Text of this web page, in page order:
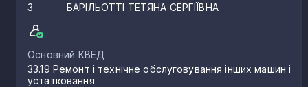
3 БАРІЛЬОТТІ ТЕТЯНА СЕРГІЇВНА
Основний КВЕД
33.19 Ремонт і технічне обслуговування інших машин і
устатковання